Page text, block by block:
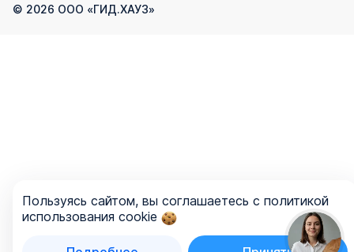
© 2026 ООО «ГИД.ХАУЗ»
Пользуясь сайтом, вы соглашаетесь с политикой
использования cookie